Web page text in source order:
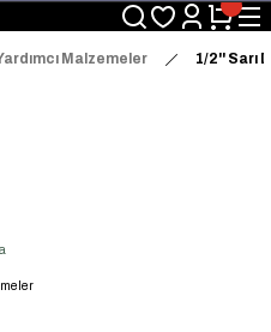
Sepette Ekstra %3 İndirim
TEK ADRES
Malzemeler 1/2'' Sarı